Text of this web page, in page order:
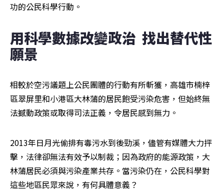
功的公民科學行動。
用科學數據改變政治  找出替代性
願景
相較於空污議題上公民團體的行動有所斬獲，高雄市楠梓
區翠屏里和小港區大林蒲的居民飽受污染危害，但始終無
法撼動政策或取得司法正義，令居民感到無力。
2013年日月光偷排有毒污水到後勁溪，儘管有媒體大力抨
擊，法律卻無法有效予以制裁；因為政府的能源政策，大
林蒲居民必須與污染產業共存。當污染仍在，公民科學對
這些地區民眾來說，有何具體意義？